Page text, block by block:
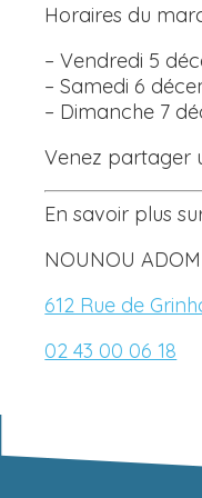
Horaires du
– Vendredi 5
– Samedi 6
– Dimanche 7
Venez partager
En savoir plus
NOUNOU
612 Rue de
02 43 00 06 18